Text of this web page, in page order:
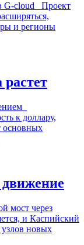
G-cloud Проект
и регионы
к доллару,
основных
мост через
и Каспийский
новых